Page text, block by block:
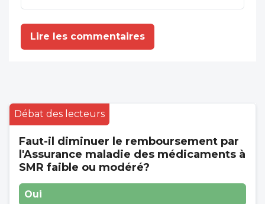
pour le démembrement de la médecine
libérale. Quant aux MSP, seuls 15% des
généralistes y étaient en 2024 . Le bon
sens et la liberté finiraient ils par gagner? .
Lire les commentaires
Débat des lecteurs
Faut-il diminuer le remboursement par
l'Assurance maladie des médicaments à
SMR faible ou modéré?
Oui